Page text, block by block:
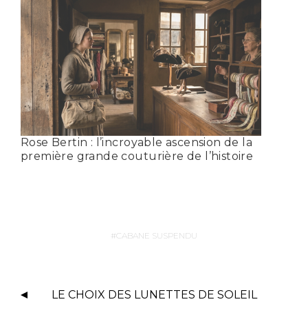
Rose Bertin : l’incroyable ascension de la
première grande couturière de l’histoire
CABANE SUSPENDU
LE CHOIX DES LUNETTES DE SOLEIL